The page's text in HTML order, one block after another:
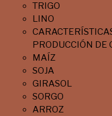
TRIGO
LINO
PRODUCCIÓN DE
MAÍZ
SOJA
GIRASOL
SORGO
ARROZ